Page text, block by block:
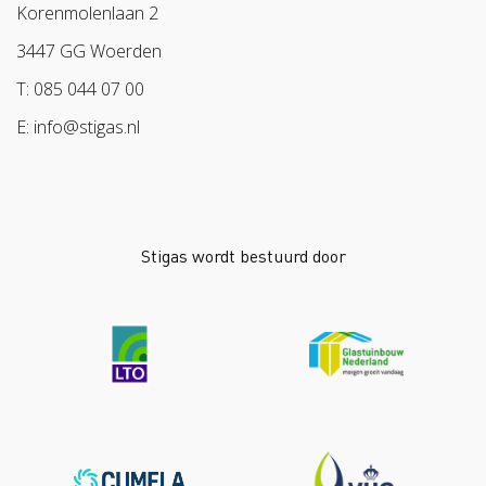
Werken aan morgen
BPL
Arbeidsmarkt
Korenmolenlaan 2
3447 GG Woerden
T: 085 044 07 00
E: info@stigas.nl
Stigas wordt bestuurd door